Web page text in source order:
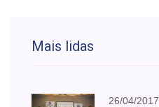
Mais lidas
26/04/2017